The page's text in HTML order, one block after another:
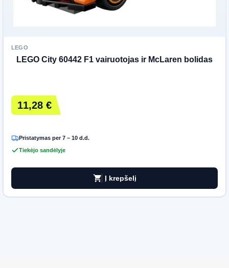
LEGO
LEGO City 60442 F1 vairuotojas ir McLaren bolidas
11,28 €
Pristatymas per 7 – 10 d.d.
Tiekėjo sandėlyje
shopping_cart Į krepšelį